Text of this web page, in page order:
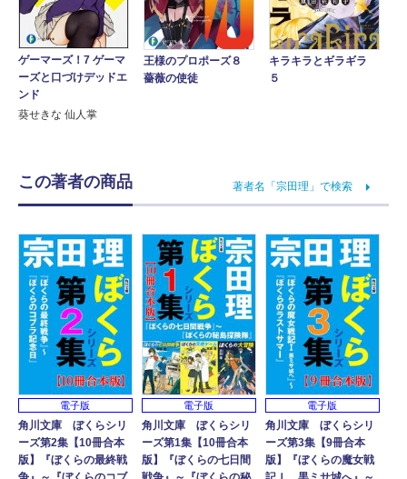
ゲーマーズ！7 ゲーマ
ーズと口づけデッドエ
ンド
葵せきな 仙人掌
王様のプロポーズ８
薔薇の使徒
キラキラとギラギラ
５
この著者の商品 著者名「宗田理」で検索
電子版
角川文庫 ぼくらシリ
ーズ第2集【10冊合本
版】『ぼくらの最終戦
電子版
角川文庫 ぼくらシリ
ーズ第1集【10冊合本
版】『ぼくらの七日間
電子版
角川文庫 ぼくらシリ
ーズ第3集【9冊合本
版】『ぼくらの魔女戦